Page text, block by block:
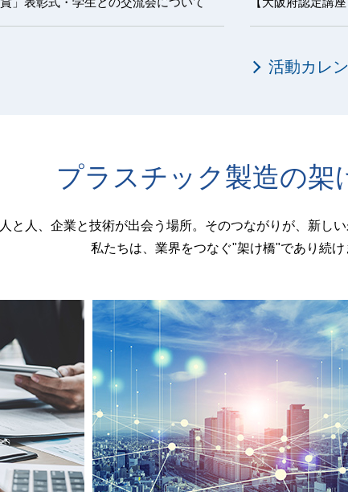
活動カレ
プラスチック製造の架
人と人、企業と技術が出会う場所。そのつながりが、新しい
私たちは、業界をつなぐ"架け橋"であり続け